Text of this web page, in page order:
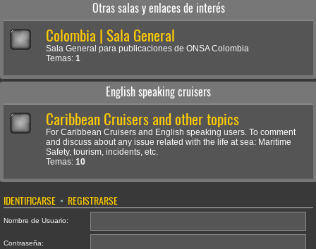
Otras salas y enlaces de interés
Colombia | Sala General
Sala General para publicaciones de ONSA Colombia
Temas: 1
English speaking cruisers
Caribbean Cruisers and other topics
For Caribbean Cruisers and English speaking users. To comment
and discuss about any issue related with the life at sea: Maritime
Safety, tourism, incidents, etc.
Temas: 10
IDENTIFICARSE • REGISTRARSE
Nombre de Usuario:
Contraseña: